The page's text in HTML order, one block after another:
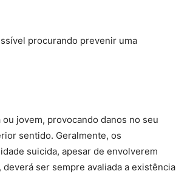
procurando prevenir uma
jovem, provocando danos no seu
sentido. Geralmente, os
suicida, apesar de envolverem
ser sempre avaliada a existência